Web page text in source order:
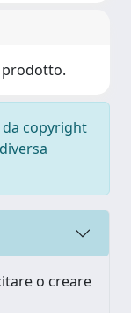
prodotto.
copyright
o creare